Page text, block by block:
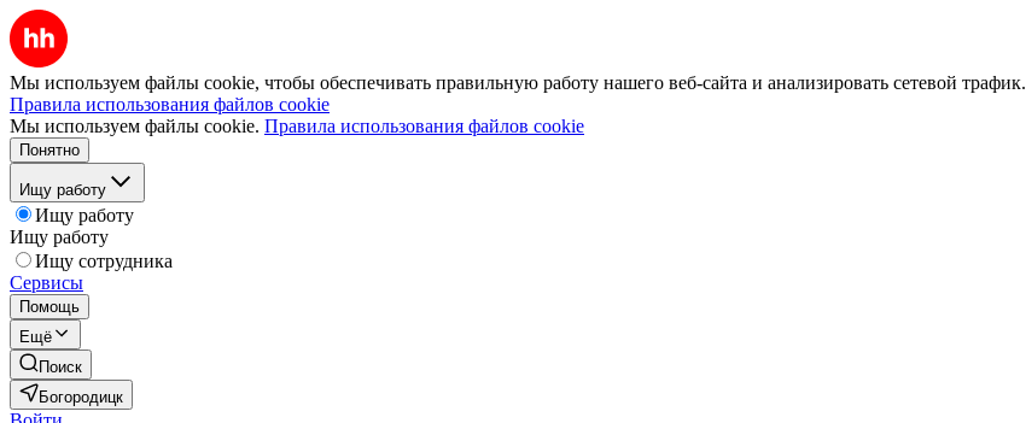
Мы используем файлы cookie, чтобы обеспечивать правильную работу нашего веб-сайта и анализировать сетевой трафик.
Правила использования файлов cookie
Мы используем файлы cookie. Правила использования файлов cookie
Понятно
Ищу работу
Ищу работу
Ищу работу
Ищу сотрудника
Сервисы
Помощь
Ещё
Поиск
Богородицк